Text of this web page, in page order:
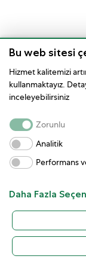
Saat Bakımı
Kurumsal
Kullanım
Müşteri
Bu web sitesi
Hizmet kalitemizi
kullanmaktayız.
inceleyebilirsiniz
Zorunlu
Analitik
Performans
Daha Fazla